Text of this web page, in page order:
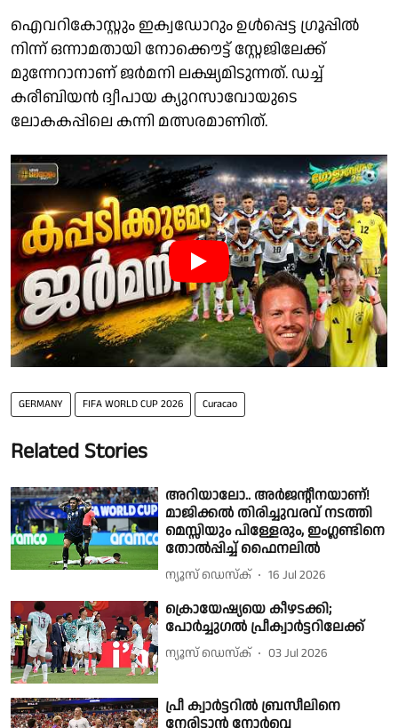
ഐവറികോസ്റ്റും ഇക്വഡോറും ഉൾപ്പെട്ട ഗ്രൂപ്പിൽ
നിന്ന് ഒന്നാമതായി നോക്കൌട്ട് സ്റ്റേജിലേക്ക്
മുന്നേറാനാണ് ജർമനി ലക്ഷ്യമിടുന്നത്. ഡച്ച്
കരീബിയൻ ദ്വീപായ ക്യുറസാവോയുടെ
ലോകകപ്പിലെ കന്നി മത്സരമാണിത്.
GERMANY FIFA WORLD CUP 2026 Curacao
Related Stories
അറിയാലോ.. അർജൻ്റീനയാണ്!
മാജിക്കൽ തിരിച്ചുവരവ് നടത്തി
മെസ്സിയും പിള്ളേരും, ഇംഗ്ലണ്ടിനെ
തോൽപ്പിച്ച് ഫൈനലിൽ
ന്യൂസ് ഡെസ്ക് 16 Jul 2026
ക്രൊയേഷ്യയെ കീഴടക്കി;
പോർച്ചുഗൽ പ്രീക്വാർട്ടറിലേക്ക്
ന്യൂസ് ഡെസ്ക് 03 Jul 2026
പ്രീ ക്വാർട്ടറിൽ ബ്രസീലിനെ